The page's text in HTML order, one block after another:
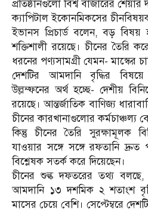
প্রতিষ্ঠানগুলো বিশ্ব বাজারের
ক্যাপিটাল ইকোনমিকসের
ইভানস প্রিচার্ড বলেন, বড় বিষয়
শক্তিশালী রয়েছে। চীনের তৈরি
ধরনের পণ্যসামগ্রী যেমন- মাস্কের
দেশটির আমদানি বৃদ্ধির
উল্লম্ফনের অর্থ হচ্ছে- দেশীয়
রয়েছে। আন্তর্জাতিক বাণিজ্য
চীনের কারখানাগুলোর কর্মচাঞ্চল্য
কিন্তু চীনের তৈরি সুরক্ষামূলক
যাওয়ার সঙ্গে সঙ্গে রফতানি
বিশ্লেষক সতর্ক করে দিয়েছেন।
চীনের শুল্ক দফতরের তথ্য বলছে,
আমদানি ১৩ দশমিক ২ শতাংশ
মাসের চেয়ে বেশি। সেপ্টেম্বরে